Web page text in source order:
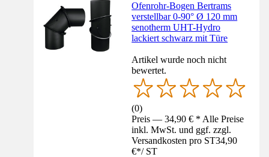
Ofenrohr-Bogen Bertrams
verstellbar 0-90° Ø 120 mm
senotherm UHT-Hydro
lackiert schwarz mit Türe
Artikel wurde noch nicht
bewertet.
(0)
Preis — 34,90 € * Alle Preise
inkl. MwSt. und ggf. zzgl.
Versandkosten pro ST34,90
€*/ ST